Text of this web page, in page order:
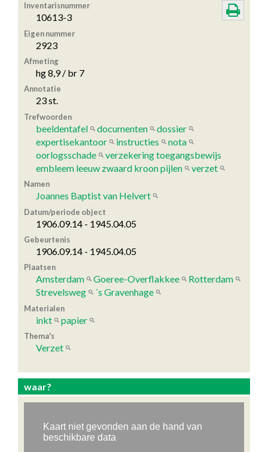
Inventarisnummer
10613-3
Eigen nummer
2923
Afmeting
hg 8,9 / br 7
Annotatie
23 st.
Trefwoorden
beeldentafel documenten
dossier
expertisekantoor
instructies
nota
oorlogsschade
verzekering toegangsbewijs
embleem leeuw zwaard kroon pijlen
verzet
Namen
Joannes Baptist van Helvert
Datum/periode object
1906.09.14 - 1945.04.05
Gebeurtenis
1906.09.14 - 1945.04.05
Plaatsen
Amsterdam Goeree-Overflakkee
Rotterdam
Strevelsweg
´s Gravenhage
Materialen
inkt papier
Thema's
Verzet
waar?